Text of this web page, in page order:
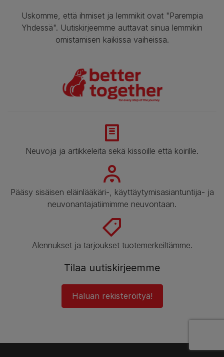
Uskomme, että ihmiset ja lemmikit ovat "Parempia
Yhdessä". Uutiskirjeemme auttavat sinua lemmikin
omistamisen kaikissa vaiheissa.
Neuvoja ja artikkeleita sekä kissoille että koirille.
Pääsy sisäisen eläinlääkäri-, käyttäytymisasiantuntija- ja
neuvonantajatiimimme neuvontaan.
Alennukset ja tarjoukset tuotemerkeiltämme.
Tilaa uutiskirjeemme
Haluan rekisteröityä!